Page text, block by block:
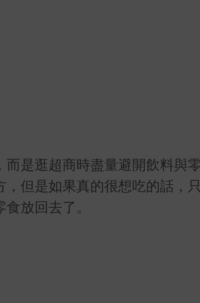
是逛超商時盡量避開飲料與
但是如果真的很想吃的話，
放回去了。